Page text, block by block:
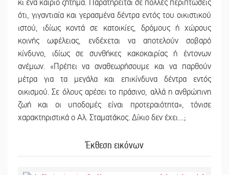
κι ένα καίριο ζήτημα. Παρατηρείται σε πολλές περιπτώσεις
ότι, γιγαντιαία και γερασμένα δέντρα εντός του οικιστικού
ιστού, ιδίως κοντά σε κατοικίες, δρόμους ή χώρους
κοινής ωφέλειας, ενδέχεται να αποτελούν σοβαρό
κίνδυνο, ιδίως σε συνθήκες κακοκαιρίας ή έντονων
ανέμων. «Πρέπει να αναθεωρήσουμε και να παρθούν
μέτρα για τα μεγάλα και επικίνδυνα δέντρα εντός
οικισμού. Σε όλους αρέσει το πράσινο, αλλά η ανθρώπινη
ζωή και οι υποδομές είναι προτεραιότητα», τόνισε
χαρακτηριστικά ο Αλ. Σταματάκος. Δίκιο δεν έχει…;
Έκθεση εικόνων